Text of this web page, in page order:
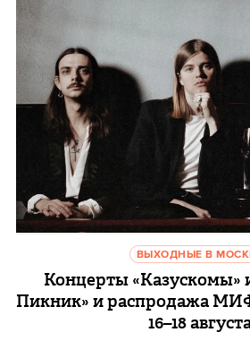
ВЫХОДНЫЕ В
Концерты «Казускомы»
Пикник» и распродажа
16–18